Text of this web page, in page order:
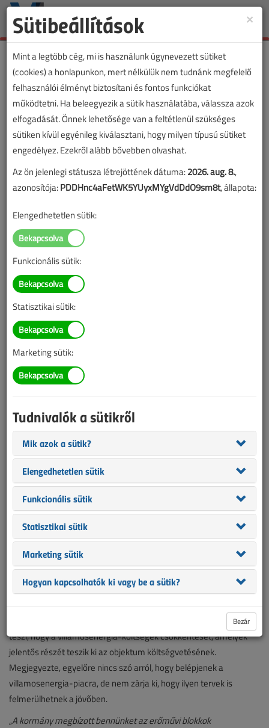
Toggle
Napelemparkot építettek a
csernobili erőmű területén
2026. május 5. |
Napelemparkot építettek a csernobili erőmű területén, így
biztosítva a létesítmény áramellátását. A napelemek egy hónapon
belül megkezdik a villamos energia előállítását.
Szerhij Tarakanov, a nukleáris létesítmény vezérigazgatója az
UNIAN ukrán hírügynökségnek elmondta, hogy szinte kész a 2 MW
Ez lehetővé
teszi, hogy a villamosenergia-költségek csökkentését, amelyek
jelentős részét teszik ki az objektum költségvetésének.
Megjegyezte, egyelőre nincs szó arról, hogy belépjenek a
villamosenergia-piacra, de nem zárja ki, hogy ilyen tervek is
felmerülhetnek a jövőben.
„A kormány megbízott bennünket az erőművi blokkok
×
Sütibeállítások
Mint a legtöbb cég, mi is használunk úgynevezett sütiket
(cookies) a honlapunkon, mert nélkülük nem tudnánk megfelelő
felhasználói élményt biztosítani és fontos funkciókat
működtetni. Ha beleegyezik a sütik használatába, válassza azok
elfogadását. Önnek lehetősége van a feltétlenül szükséges
sütiken kívül egyénileg kiválasztani, hogy milyen típusú sütiket
engedélyez. Ezekről alább bővebben olvashat.
Az ön jelenlegi státusza létrejöttének dátuma:2026. aug. 8.,
azonosítója:PDDHnc4aFetWK5YUyxMYgVdDdO9sm8t, állapota:
Elengedhetetlen sütik:
Funkcionális sütik:
Statisztikai sütik:
Marketing sütik:
Tudnivalók a sütikről
Mik azok a sütik?
Elengedhetetlen sütik
Funkcionális sütik
Statisztikai sütik
Marketing sütik
Hogyan kapcsolhatók ki vagy be a sütik?
Bezár